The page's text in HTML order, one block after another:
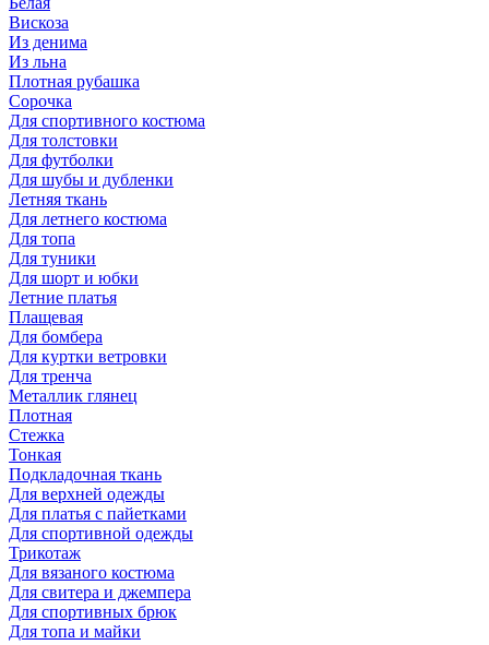
Вискоза
Из денима
Из льна
Плотная рубашка
Сорочка
Для спортивного костюма
Для толстовки
Для футболки
Для шубы и дубленки
Летняя ткань
Для летнего костюма
Для топа
Для туники
Для шорт и юбки
Летние платья
Плащевая
Для бомбера
Для куртки ветровки
Для тренча
Металлик глянец
Плотная
Стежка
Тонкая
Подкладочная ткань
Для верхней одежды
Для платья с пайетками
Для спортивной одежды
Трикотаж
Для вязаного костюма
Для свитера и джемпера
Для спортивных брюк
Для топа и майки